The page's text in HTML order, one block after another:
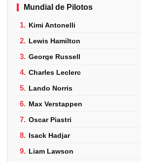
Mundial de Pilotos
1. Kimi Antonelli
2. Lewis Hamilton
3. George Russell
4. Charles Leclerc
5. Lando Norris
6. Max Verstappen
7. Oscar Piastri
8. Isack Hadjar
9. Liam Lawson